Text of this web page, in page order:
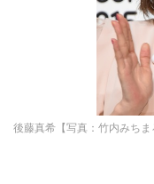
後藤真希【写真：竹内みちま